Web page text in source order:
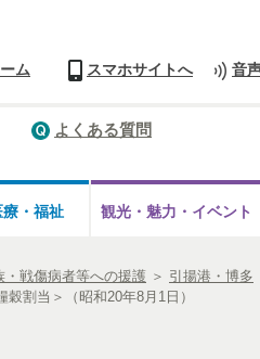
ム スマホサイトへ 音
よくある質問
・ 福祉 観光・魅力・ イベント
・戦傷病者等への援護 ＞ 引揚港・博多
割当＞（昭和20年8月1日）